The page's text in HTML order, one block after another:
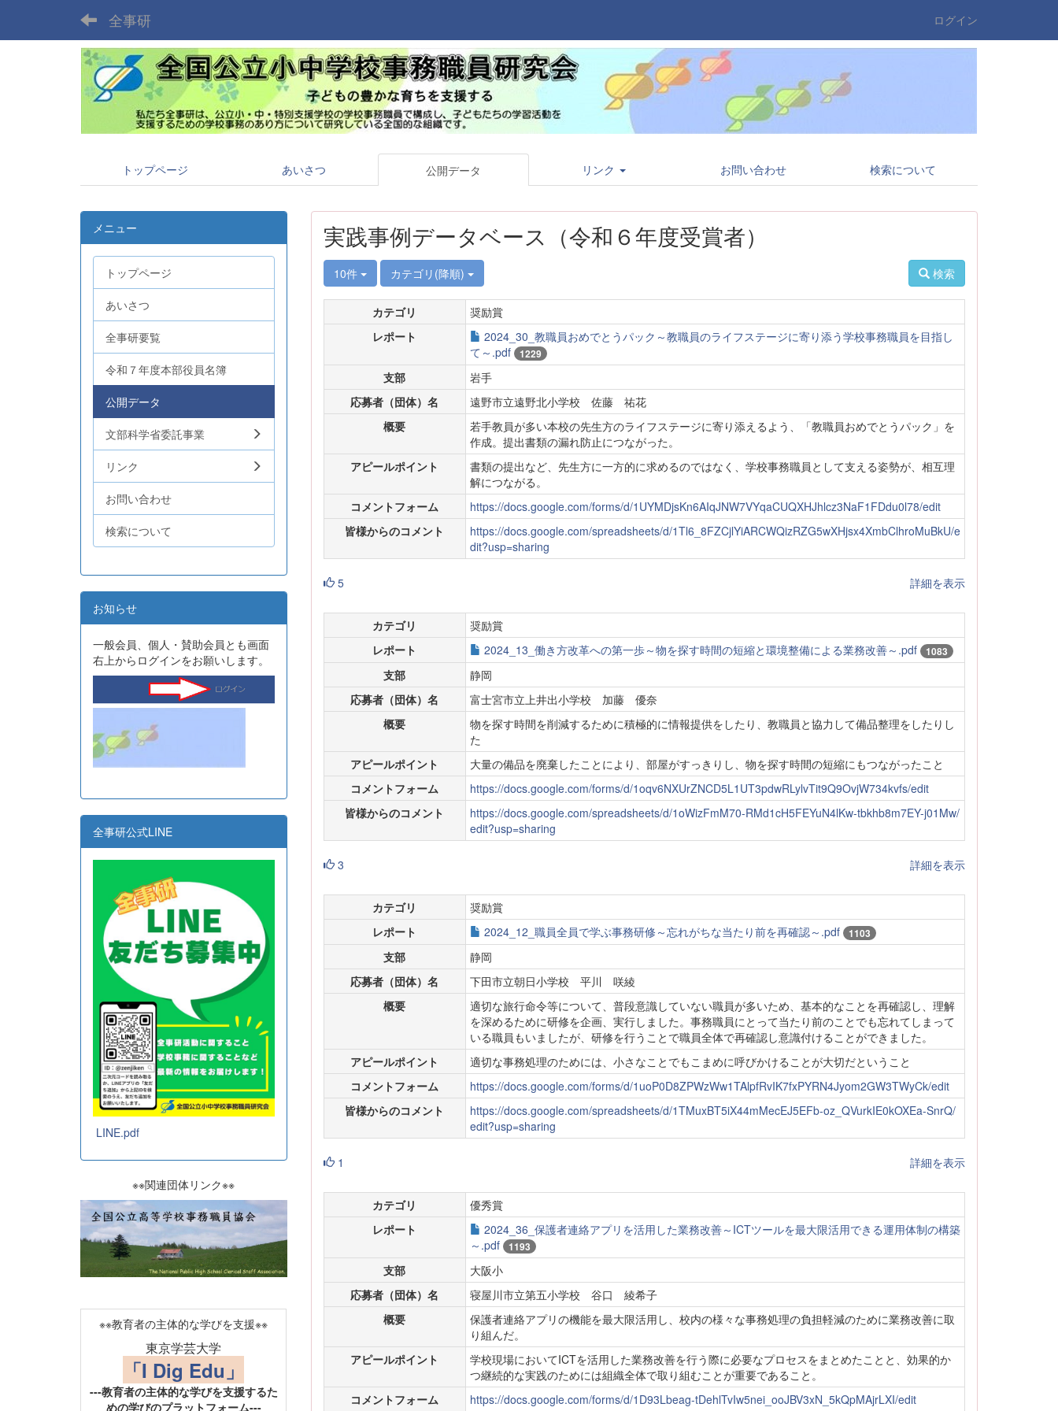
全事研 ログイン
トップページ あいさつ 公開データ リンク お問い合わせ 検索について
実践事例データベース（令和６年度受賞者）
10件 カテゴリ(降順) 検索
カテゴリ
奨励賞
レポート
2024_30_教職員おめでとうパック～教職員のライフステージに寄り添う学校事務職員を目指し
て～.pdf
1229
支部
岩手
応募者（団体）名
遠野市立遠野北小学校 佐藤 祐花
概要
若手教員が多い本校の先生方のライフステージに寄り添えるよう、「教職員おめでとうパック」を
作成。提出書類の漏れ防止につながった。
アピールポイント
書類の提出など、先生方に一方的に求めるのではなく、学校事務職員として支える姿勢が、相互理
解につながる。
コメントフォーム
https://docs.google.com/forms/d/1UYMDjsKn6AIqJNW7VYqaCUQXHJhlcz3NaF1FDdu0l78/edit
皆様からのコメント
https://docs.google.com/spreadsheets/d/1Tl6_8FZCjlYiARCWQizRZG5wXHjsx4XmbClhroMuBkU/e
dit?usp=sharing
5 詳細を表示
カテゴリ
奨励賞
レポート
2024_13_働き方改革への第一歩～物を探す時間の短縮と環境整備による業務改善～.pdf 1083
支部
静岡
応募者（団体）名
富士宮市立上井出小学校 加藤 優奈
概要
物を探す時間を削減するために積極的に情報提供をしたり、教職員と協力して備品整理をしたりし
た
アピールポイント
大量の備品を廃棄したことにより、部屋がすっきりし、物を探す時間の短縮にもつながったこと
コメントフォーム
https://docs.google.com/forms/d/1oqv6NXUrZNCD5L1UT3pdwRLylvTit9Q9OvjW734kvfs/edit
皆様からのコメント
https://docs.google.com/spreadsheets/d/1oWizFmM70-RMd1cH5FEYuN4lKw-tbkhb8m7EY-j01Mw/
edit?usp=sharing
3 詳細を表示
カテゴリ
奨励賞
レポート
2024_12_職員全員で学ぶ事務研修～忘れがちな当たり前を再確認～.pdf 1103
支部
静岡
応募者（団体）名
下田市立朝日小学校 平川 咲綾
概要
適切な旅行命令等について、普段意識していない職員が多いため、基本的なことを再確認し、理解
を深めるために研修を企画、実行しました。事務職員にとって当たり前のことでも忘れてしまって
いる職員もいましたが、研修を行うことで職員全体で再確認し意識付けることができました。
アピールポイント
適切な事務処理のためには、小さなことでもこまめに呼びかけることが大切だということ
コメントフォーム
https://docs.google.com/forms/d/1uoP0D8ZPWzWw1TAlpfRvIK7fxPYRN4Jyom2GW3TWyCk/edit
皆様からのコメント
https://docs.google.com/spreadsheets/d/1TMuxBT5iX44mMecEJ5EFb-oz_QVurkIE0kOXEa-SnrQ/
edit?usp=sharing
1 詳細を表示
カテゴリ
優秀賞
レポート
2024_36_保護者連絡アプリを活用した業務改善～ICTツールを最大限活用できる運用体制の構築
～.pdf
1193
支部
大阪小
応募者（団体）名
寝屋川市立第五小学校 谷口 綾希子
概要
保護者連絡アプリの機能を最大限活用し、校内の様々な事務処理の負担軽減のために業務改善に取
り組んだ。
アピールポイント
学校現場においてICTを活用した業務改善を行う際に必要なプロセスをまとめたことと、効果的か
つ継続的な実践のためには組織全体で取り組むことが重要であること。
コメントフォーム
https://docs.google.com/forms/d/1D93Lbeag-tDehlTvIw5nei_ooJBV3xN_5kQpMAjrLXI/edit
メニュー
トップページ
あいさつ
全事研要覧
令和７年度本部役員名簿
公開データ
文部科学省委託事業
リンク
お問い合わせ
検索について
お知らせ
一般会員、個人・賛助会員とも画面
右上からログインをお願いします。
全事研公式LINE
LINE.pdf
※※関連団体リンク※※
※※教育者の主体的な学びを支援※※
東京学芸大学
「I Dig Edu」
---教育者の主体的な学びを支援するた
めの学びのプラットフォーム---